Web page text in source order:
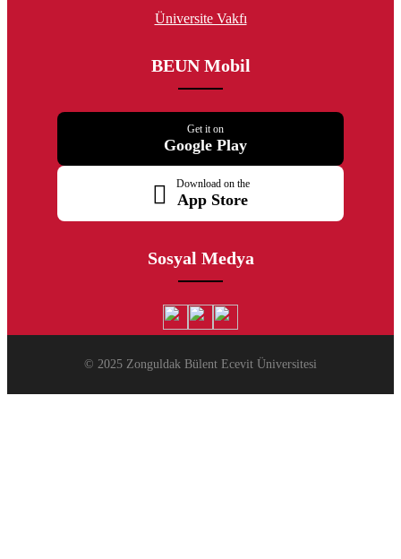
Üniversite Vakfı
BEUN Mobil
Get it on
Google Play
Download on the
App Store
Sosyal Medya
© 2025 Zonguldak Bülent Ecevit Üniversitesi